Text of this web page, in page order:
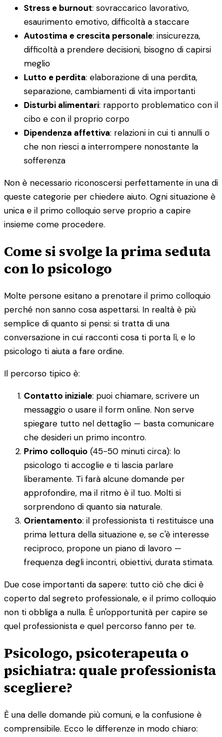
Stress e burnout: sovraccarico lavorativo,
esaurimento emotivo, difficoltà a staccare
Autostima e crescita personale: insicurezza,
difficoltà a prendere decisioni, bisogno di capirsi
meglio
Lutto e perdita: elaborazione di una perdita,
separazione, cambiamenti di vita importanti
Disturbi alimentari: rapporto problematico con il
cibo e con il proprio corpo
Dipendenza affettiva: relazioni in cui ti annulli o
che non riesci a interrompere nonostante la
sofferenza
Non è necessario riconoscersi perfettamente in una di
queste categorie per chiedere aiuto. Ogni situazione è
unica e il primo colloquio serve proprio a capire
insieme come procedere.
Come si svolge la prima seduta
con lo psicologo
Molte persone esitano a prenotare il primo colloquio
perché non sanno cosa aspettarsi. In realtà è più
semplice di quanto si pensi: si tratta di una
conversazione in cui racconti cosa ti porta lì, e lo
psicologo ti aiuta a fare ordine.
Il percorso tipico è:
Contatto iniziale: puoi chiamare, scrivere un
messaggio o usare il form online. Non serve
spiegare tutto nel dettaglio — basta comunicare
che desideri un primo incontro.
Primo colloquio (45-50 minuti circa): lo
psicologo ti accoglie e ti lascia parlare
liberamente. Ti farà alcune domande per
approfondire, ma il ritmo è il tuo. Molti si
sorprendono di quanto sia naturale.
Orientamento: il professionista ti restituisce una
prima lettura della situazione e, se c'è interesse
reciproco, propone un piano di lavoro —
frequenza degli incontri, obiettivi, durata stimata.
Due cose importanti da sapere: tutto ciò che dici è
coperto dal segreto professionale, e il primo colloquio
non ti obbliga a nulla. È un'opportunità per capire se
quel professionista e quel percorso fanno per te.
Psicologo, psicoterapeuta o
psichiatra: quale professionista
scegliere?
È una delle domande più comuni, e la confusione è
comprensibile. Ecco le differenze in modo chiaro: